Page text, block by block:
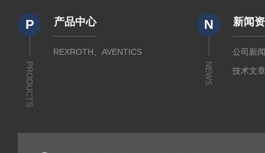
P
PRODUCTS
产品中心
REXROTH、AVENTICS
N
NEWS
新闻
公司新
技术文